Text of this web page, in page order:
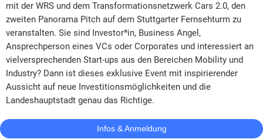
mit der WRS und dem Transformationsnetzwerk Cars 2.0, den
zweiten Panorama Pitch auf dem Stuttgarter Fernsehturm zu
veranstalten. Sie sind Investor*in, Business Angel,
Ansprechperson eines VCs oder Corporates und interessiert an
vielversprechenden Start-ups aus den Bereichen Mobility und
Industry? Dann ist dieses exklusive Event mit inspirierender
Aussicht auf neue Investitionsmöglichkeiten und die
Landeshauptstadt genau das Richtige.
Infos & Anmeldung